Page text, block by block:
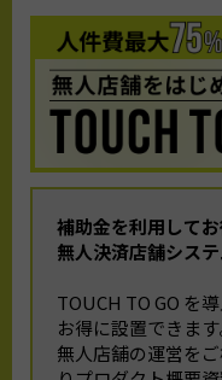
補助金を利用して
無人決済店舗システ
TOUCH TO GO を
お得に設置できます
無人店舗の運営を